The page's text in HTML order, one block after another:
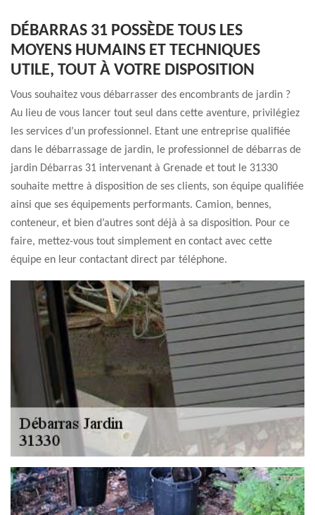
DÉBARRAS 31 POSSÈDE TOUS LES
MOYENS HUMAINS ET TECHNIQUES
UTILE, TOUT À VOTRE DISPOSITION
Vous souhaitez vous débarrasser des encombrants de jardin ?
Au lieu de vous lancer tout seul dans cette aventure, privilégiez
les services d’un professionnel. Etant une entreprise qualifiée
dans le débarrassage de jardin, le professionnel de débarras de
jardin Débarras 31 intervenant à Grenade et tout le 31330
souhaite mettre à disposition de ses clients, son équipe qualifiée
ainsi que ses équipements performants. Camion, bennes,
conteneur, et bien d’autres sont déjà à sa disposition. Pour ce
faire, mettez-vous tout simplement en contact avec cette
équipe en leur contactant direct par téléphone.